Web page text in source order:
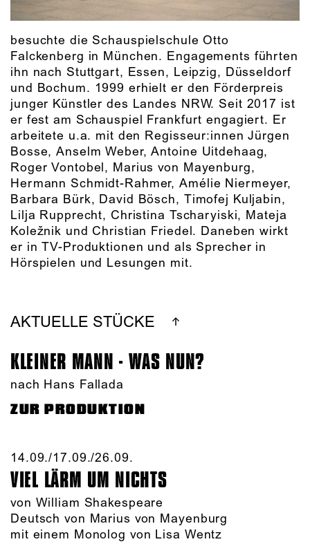
besuchte die Schauspielschule Otto
Falckenberg in München. Engagements führten
ihn nach Stuttgart, Essen, Leipzig, Düsseldorf
und Bochum. 1999 erhielt er den Förderpreis
junger Künstler des Landes NRW. Seit 2017 ist
er fest am Schauspiel Frankfurt engagiert. Er
arbeitete u.a. mit den Regisseur:innen Jürgen
Bosse, Anselm Weber, Antoine Uitdehaag,
Roger Vontobel, Marius von Mayenburg,
Hermann Schmidt-Rahmer, Amélie Niermeyer,
Barbara Bürk, David Bösch, Timofej Kuljabin,
Lilja Rupprecht, Christina Tscharyiski, Mateja
Koležnik und Christian Friedel. Daneben wirkt
er in TV-Produktionen und als Sprecher in
Hörspielen und Lesungen mit.
AKTUELLE STÜCKE
KLEINER MANN - WAS NUN?
nach Hans Fallada
ZUR PRODUKTION
14.09./​17.09./​26.09.​
VIEL LÄRM UM NICHTS
von William Shakespeare
Deutsch von Marius von Mayenburg
mit einem Monolog von Lisa Wentz